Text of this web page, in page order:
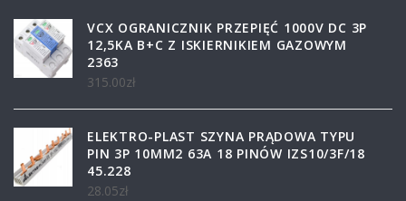
VCX OGRANICZNIK PRZEPIĘĆ 1000V DC 3P
12,5KA B+C Z ISKIERNIKIEM GAZOWYM
2363
315.00zł
ELEKTRO-PLAST SZYNA PRĄDOWA TYPU
PIN 3P 10MM2 63A 18 PINÓW IZS10/3F/18
45.228
28.05zł